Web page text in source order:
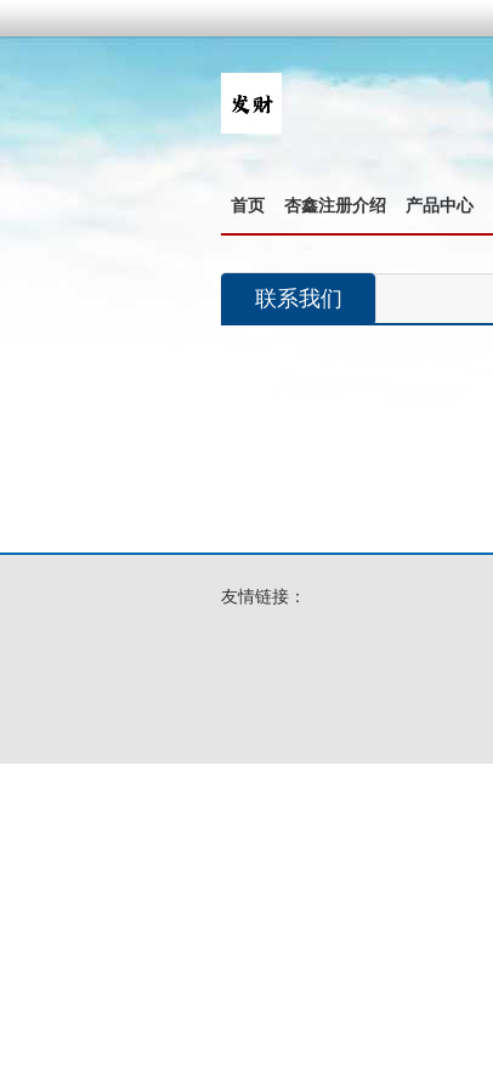
首页 杏鑫注册介绍 产品中心
联系我们
友情链接：